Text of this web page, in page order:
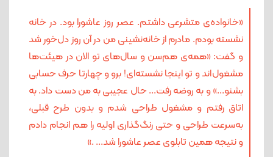
«خانواده‌ی‌ متشرعی داشتم. عصر روز عاشورا بود. در خانه
نشسته بودم. مادرم از خانه‌نشینی من در آن روز دل‌خور شد
و گفت: «همه‌ی هم‌سن و سال‌های تو الان در هیئت‌ها
مشغول‌اند و تو اینجا نشسته‌ای! برو و چهارتا حرف حسابی
بشنو...» و به روضه رفت... حال عجیبی به من دست داد. به
اتاق رفتم و مشغول طراحی شدم و بدون طرح قبلی،
به‌سرعت طراحی و حتی رنگ‌گذاری اولیه را هم انجام دادم
و نتیجه همین تابلوی عصر عاشورا شد... .»